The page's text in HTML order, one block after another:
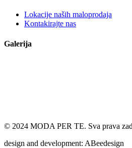
Lokacije naših maloprodaja
Kontakirajte nas
Galerija
© 2024 MODA PER TE. Sva prava
design and development: ABeedesign